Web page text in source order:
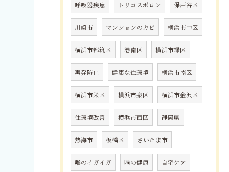
呼吸器疾患 トリコスポロン 保戸谷区
川崎市 マンションのカビ 横浜市中区
横浜市都筑区 港南区 横浜市緑区
再発防止 健康な住環境 横浜市南区
横浜市栄区 横浜市泉区 横浜市金沢区
住環境改善 横浜市西区 静岡県
熱海市 板橋区 さいたま市
喉のイガイガ 喉の健康 自宅ケア